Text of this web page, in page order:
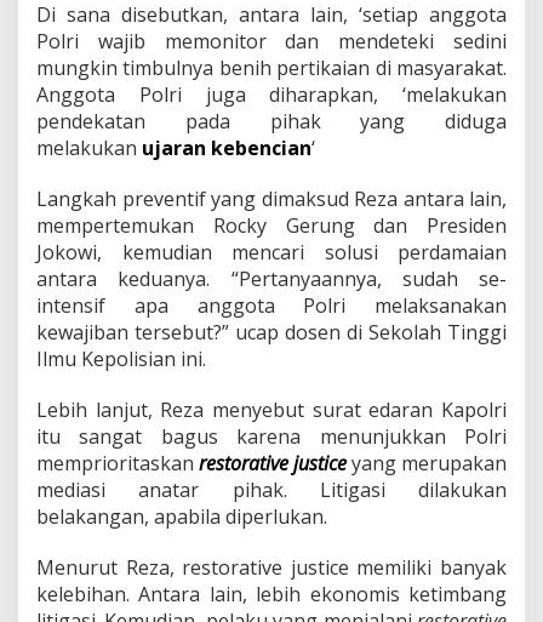
g
k
a
n
j
i
k
R
k
y
G
e
u
d
a
o
o
w
Di sana disebutkan, antara lain, ‘setiap anggota
Polri wajib memonitor dan mendeteki sedini
mungkin timbulnya benih pertikaian di masyarakat.
Anggota Polri juga diharapkan, ‘melakukan
pendekatan pada pihak yang diduga
melakukan ujaran kebencian‘
Langkah preventif yang dimaksud Reza antara lain,
mempertemukan Rocky Gerung dan Presiden
Jokowi, kemudian mencari solusi perdamaian
antara keduanya. “Pertanyaannya, sudah se-
intensif apa anggota Polri melaksanakan
kewajiban tersebut?” ucap dosen di Sekolah Tinggi
Ilmu Kepolisian ini.
Lebih lanjut, Reza menyebut surat edaran Kapolri
itu sangat bagus karena menunjukkan Polri
memprioritaskan restorative justiceyang merupakan
mediasi anatar pihak. Litigasi dilakukan
belakangan, apabila diperlukan.
Menurut Reza, restorative justice memiliki banyak
kelebihan. Antara lain, lebih ekonomis ketimbang